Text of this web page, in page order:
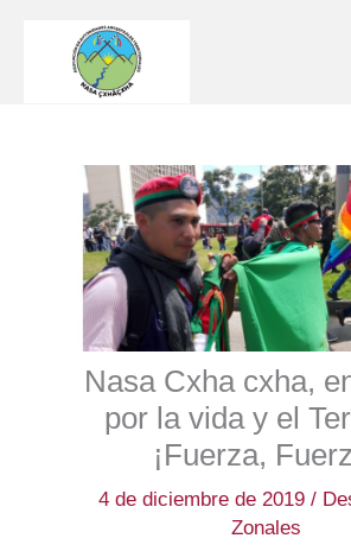
contenido
Nasa Cxha cxha,
por la vida y el
¡Fuerza,
4 de diciembre de 2019 /
Zonales